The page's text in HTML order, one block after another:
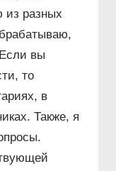
разных
вы
то
в
Также, я